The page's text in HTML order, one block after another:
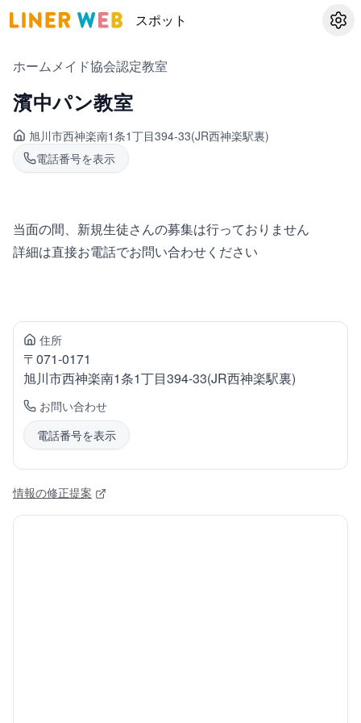
スポット 設定
ホームメイド協会認定教室
濱中パン教室
旭川市西神楽南1条1丁目394-33(JR西神楽駅裏)
電話番号を表示
当面の間、新規生徒さんの募集は行っておりません
詳細は直接お電話でお問い合わせください
住所
〒071-0171
旭川市西神楽南1条1丁目394-33(JR西神楽駅裏)
お問い合わせ
電話番号を表示
情報の修正提案